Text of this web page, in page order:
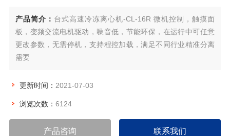
产品简介： 台式高速冷冻离心机-CL-16R 微机控制，触摸面
板，变频交流电机驱动，噪音低，节能环保，在运行中可任意
更改参数，无需停机，支持程控加载，满足不同行业精准分离
需要
更新时间： 2021-07-03
浏览次数： 6124
产品咨询 联系我们